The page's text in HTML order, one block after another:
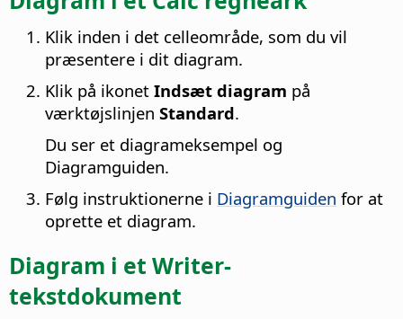
Klik inden i det celleområde, som du vil
præsentere i dit diagram.
Klik på ikonet Indsæt diagram på
værktøjslinjen Standard.
Du ser et diagrameksempel og
Diagramguiden.
Følg instruktionerne i Diagramguiden for at
oprette et diagram.
Diagram i et Writer-
tekstdokument